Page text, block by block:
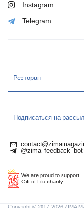
Instagram
Telegram
Ресторан
Подписаться на
@zima_feedback_bot
We are proud to support
Gift of Life charity
Copyright © 2017-2026 ZIMA